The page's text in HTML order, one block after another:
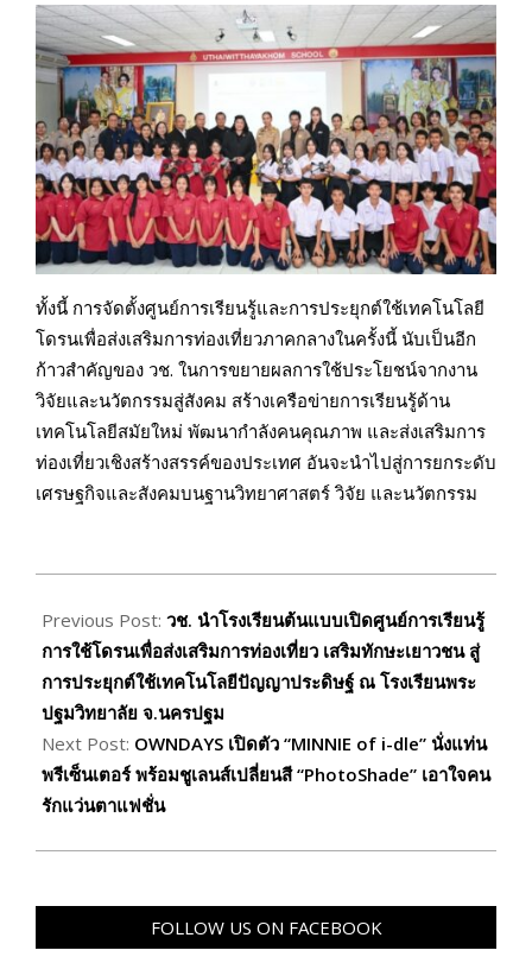
ทั้งนี้ การจัดตั้งศูนย์การเรียนรู้และการประยุกต์ใช้เทคโนโลยี
โดรนเพื่อส่งเสริมการท่องเที่ยวภาคกลางในครั้งนี้ นับเป็นอีก
ก้าวสำคัญของ วช. ในการขยายผลการใช้ประโยชน์จากงาน
วิจัยและนวัตกรรมสู่สังคม สร้างเครือข่ายการเรียนรู้ด้าน
เทคโนโลยีสมัยใหม่ พัฒนากำลังคนคุณภาพ และส่งเสริมการ
ท่องเที่ยวเชิงสร้างสรรค์ของประเทศ อันจะนำไปสู่การยกระดับ
เศรษฐกิจและสังคมบนฐานวิทยาศาสตร์ วิจัย และนวัตกรรม
07-
02
Previous Post: วช. นำโรงเรียนต้นแบบเปิดศูนย์การเรียนรู้
การใช้โดรนเพื่อส่งเสริมการท่องเที่ยว เสริมทักษะเยาวชน สู่
การประยุกต์ใช้เทคโนโลยีปัญญาประดิษฐ์ ณ โรงเรียนพระ
ปฐมวิทยาลัย จ.นครปฐม
Next Post: OWNDAYS เปิดตัว “MINNIE of i-dle” นั่งแท่น
พรีเซ็นเตอร์ พร้อมชูเลนส์เปลี่ยนสี “PhotoShade” เอาใจคน
รักแว่นตาแฟชั่น
FOLLOW US ON FACEBOOK